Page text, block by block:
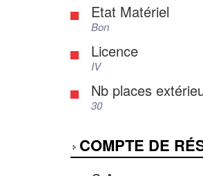
Etat Matériel
Bon
Licence
IV
Nb places
30
COMPTE DE